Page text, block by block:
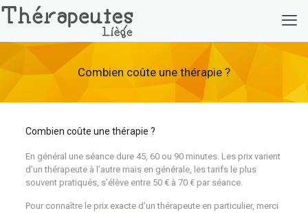
Combien coûte une thérapie ?
Combien coûte une thérapie ?
En général une séance dure 45, 60 ou 90 minutes. Les prix varient
d’un thérapeute à l’autre mais en générale, les tarifs le plus
souvent pratiqués, s’élève entre 50 € à 70 € par séance.
Pour connaître le prix exacte d’un thérapeute en particulier, merci